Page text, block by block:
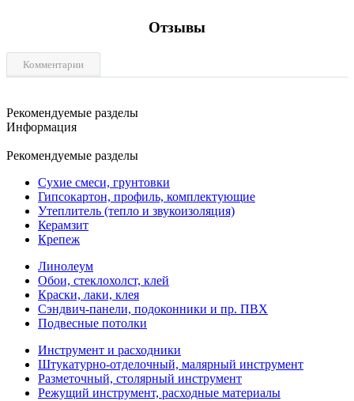
Отзывы
Комментарии
Рекомендуемые разделы
Информация
Рекомендуемые разделы
Сухие смеси, грунтовки
Гипсокартон, профиль, комплектующие
Утеплитель (тепло и звукоизоляция)
Керамзит
Крепеж
Линолеум
Обои, стеклохолст, клей
Краски, лаки, клея
Сэндвич-панели, подоконники и пр. ПВХ
Подвесные потолки
Инструмент и расходники
Штукатурно-отделочный, малярный инструмент
Разметочный, столярный инструмент
Режущий инструмент, расходные материалы